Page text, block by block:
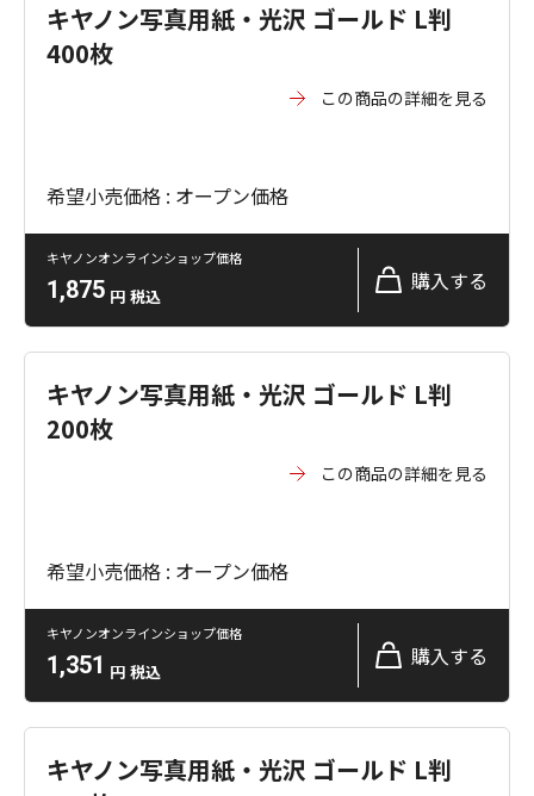
キヤノン写真用紙・光沢 ゴールド L判
400枚
この商品の詳細を見る
希望小売価格 : オープン価格
キヤノンオンラインショップ価格
1,875 円 税込
購入する
キヤノン写真用紙・光沢 ゴールド L判
200枚
この商品の詳細を見る
希望小売価格 : オープン価格
キヤノンオンラインショップ価格
1,351 円 税込
購入する
キヤノン写真用紙・光沢 ゴールド L判